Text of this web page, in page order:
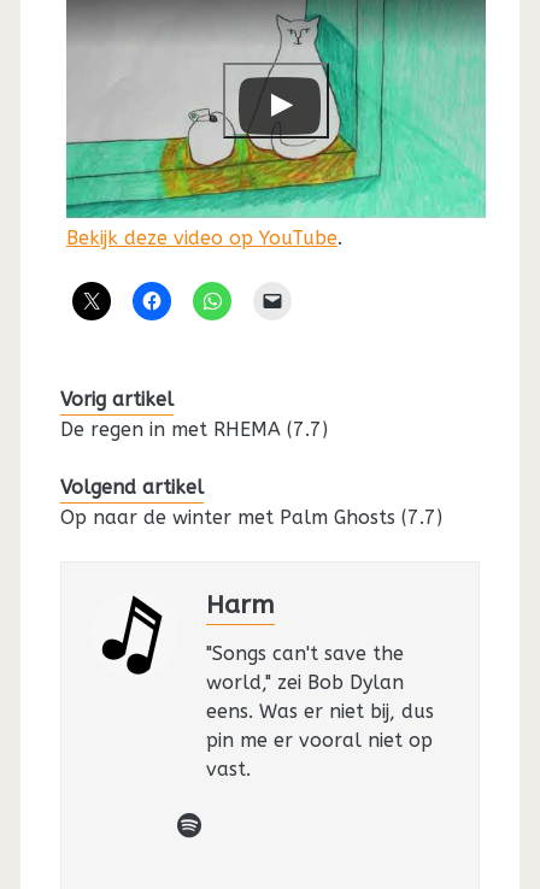
Bekijk deze video op YouTube.
Vorig artikel
De regen in met RHEMA (7.7)
Volgend artikel
Op naar de winter met Palm Ghosts (7.7)
Harm
"Songs can't save the
world," zei Bob Dylan
eens. Was er niet bij, dus
pin me er vooral niet op
vast.
spotify